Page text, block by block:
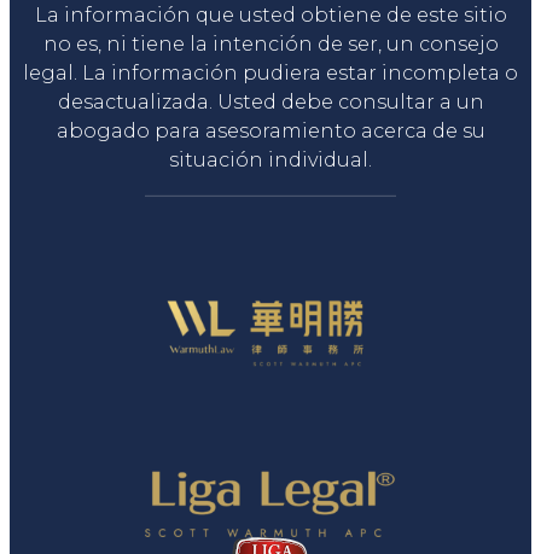
La información que usted obtiene de este sitio
no es, ni tiene la intención de ser, un consejo
legal. La información pudiera estar incompleta o
desactualizada. Usted debe consultar a un
abogado para asesoramiento acerca de su
situación individual.